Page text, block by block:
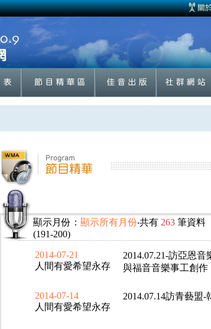
顯示月份： 顯示所有月份‧共有 263筆資料
(191-200)
2014-07-21
人間有愛希望永存
2014.07.21-訪亞恩
與福音音樂事工創作
2014-07-14
人間有愛希望永存
2014.07.14訪青藝盟